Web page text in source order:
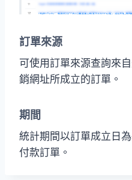
訂單來源
可使用訂單來源查詢來
銷網址所成立的訂單。
期間
統計期間以訂單成立日
付款訂單。